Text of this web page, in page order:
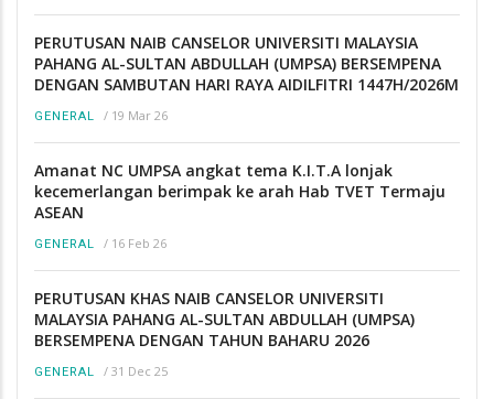
PERUTUSAN NAIB CANSELOR UNIVERSITI MALAYSIA
PAHANG AL-SULTAN ABDULLAH (UMPSA) BERSEMPENA
DENGAN SAMBUTAN HARI RAYA AIDILFITRI 1447H/2026M
GENERAL / 19 Mar 26
Amanat NC UMPSA angkat tema K.I.T.A lonjak
kecemerlangan berimpak ke arah Hab TVET Termaju
ASEAN
GENERAL / 16 Feb 26
PERUTUSAN KHAS NAIB CANSELOR UNIVERSITI
MALAYSIA PAHANG AL-SULTAN ABDULLAH (UMPSA)
BERSEMPENA DENGAN TAHUN BAHARU 2026
GENERAL / 31 Dec 25